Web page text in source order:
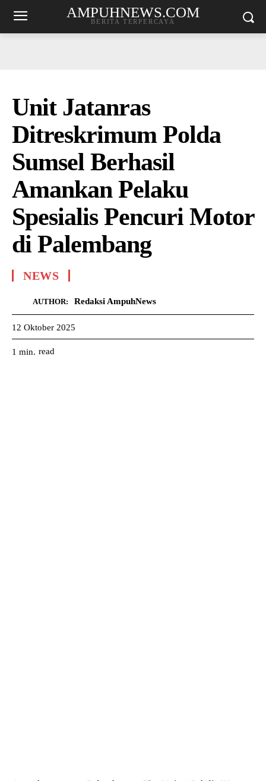
AMPUHNEWS.COM
BERITA TERPERCAYA
Unit Jatanras
Ditreskrimum Polda
Sumsel Berhasil
Amankan Pelaku
Spesialis Pencuri Motor
di Palembang
NEWS
AUTHOR: Redaksi AmpuhNews
12 Oktober 2025
1 min. read